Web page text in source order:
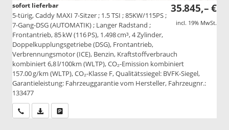
35.845,– €
incl. 19% MwSt.
sofort lieferbar
5-türig, Caddy MAXI 7-Sitzer ; 1.5 TSI ; 85KW/115PS ;
7-Gang-DSG (AUTOMATIK) ; Langer Radstand ;
Frontantrieb, 85 kW (116 PS), 1.498 cm³, 4 Zylinder,
Doppelkupplungsgetriebe (DSG), Frontantrieb,
Verbrennungsmotor (ICE), Benzin, Kraftstoffverbrauch
kombiniert 6,8 l/100km (WLTP), CO₂-Emission kombiniert
157.00 g/km (WLTP), CO₂-Klasse F, Qualitätssiegel: BVFK-Siegel,
Garantieleistung: Fahrzeuggarantie vom Hersteller, Fahrzeugnr.:
133477
Wir rufen Sie anPDF-Datei, Fahrzeugexposé drucken